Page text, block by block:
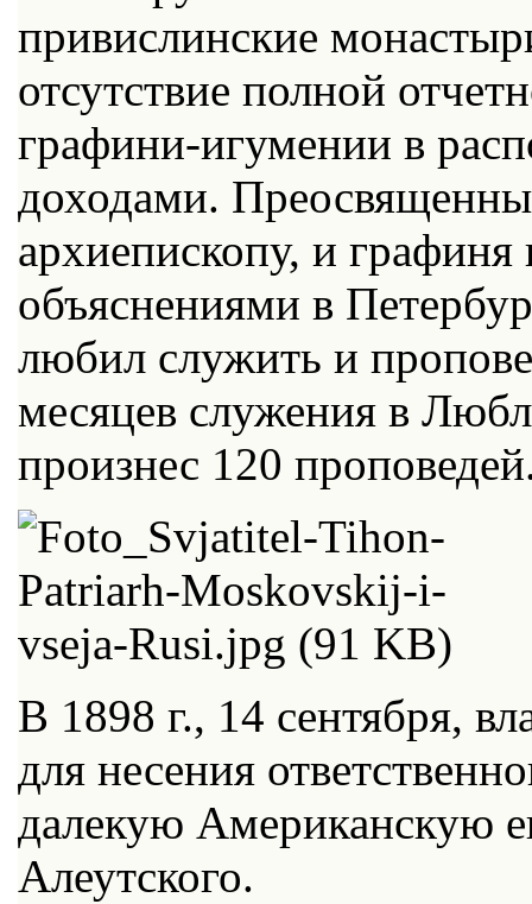
привислинские
отсутствие полной
графини-игумении в
доходами.
архиепископу, и
объяснениями в
любил служить и
месяцев служения в
произнес 120
В 1898 г., 14 сентября,
для несения
далекую Американскую
Алеутского.